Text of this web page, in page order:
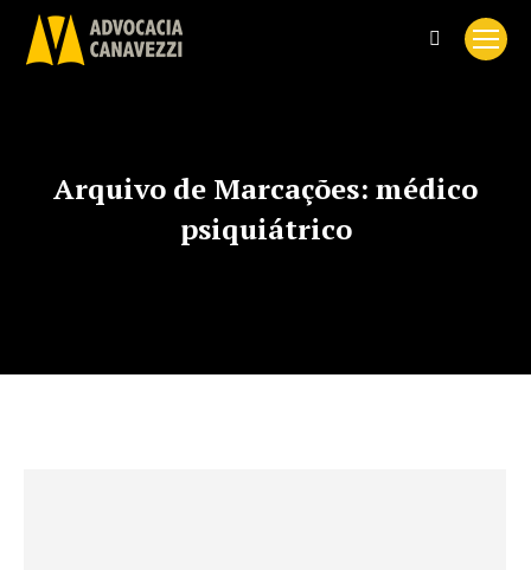
Search:
Arquivo de Marcações: médico
psiquiátrico